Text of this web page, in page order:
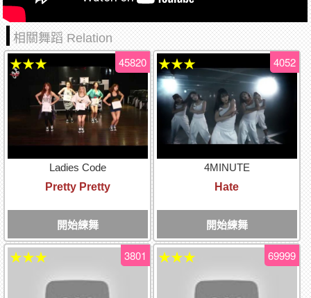
相關舞蹈 Relation
Ladies Code
Pretty Pretty
開始練舞
45820
★★★
4MINUTE
Hate
開始練舞
4052
★★★
3801
★★★ 69999
★★★